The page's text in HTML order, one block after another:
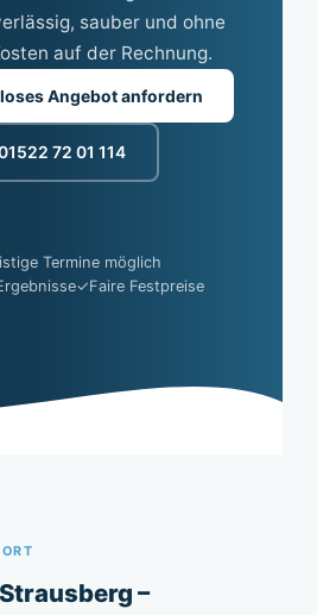
sauber und ohne
auf der Rechnung.
Angebot anfordern
72 01 114
Termine möglich
✓Faire Festpreise
–